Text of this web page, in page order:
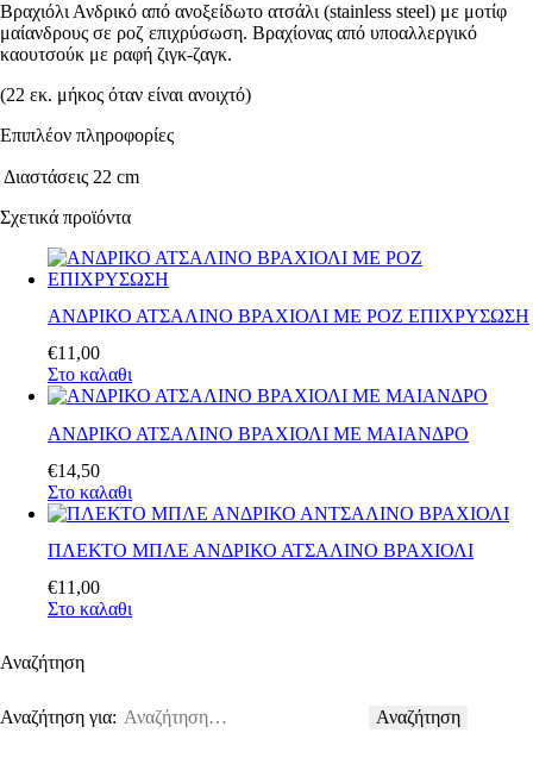
Βραχιόλι Ανδρικό από ανοξείδωτο ατσάλι (stainless steel) με μοτίφ
μαίανδρους σε ροζ επιχρύσωση. Βραχίονας από υποαλλεργικό
καουτσούκ με ραφή ζιγκ-ζαγκ.
(22 εκ. μήκος όταν είναι ανοιχτό)
Επιπλέον πληροφορίες
Διαστάσεις 22 cm
Σχετικά προϊόντα
ΑΝΔΡΙΚΟ ΑΤΣΑΛΙΝΟ ΒΡΑΧΙΟΛΙ ΜΕ ΡΟΖ ΕΠΙΧΡΥΣΩΣΗ
€11 ,00
Στο καλαθι
ΑΝΔΡΙΚΟ ΑΤΣΑΛΙΝΟ ΒΡΑΧΙΟΛΙ ΜΕ ΜΑΙΑΝΔΡΟ
€14,50
Στο καλαθι
ΠΛΕΚΤΟ ΜΠΛΕ ΑΝΔΡΙΚΟ ΑΤΣΑΛΙΝΟ ΒΡΑΧΙΟΛΙ
€11 ,00
Στο καλαθι
Αναζήτηση
Αναζήτηση για: